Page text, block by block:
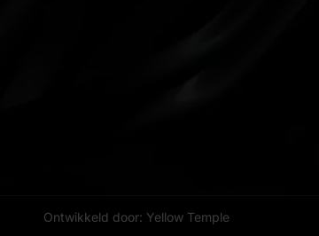
Ontwikkeld door: Yellow Temple